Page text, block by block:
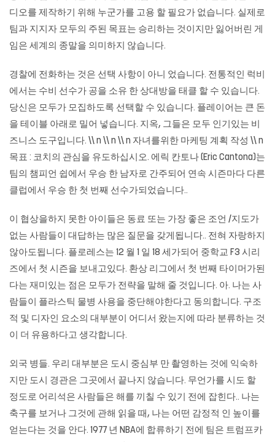
디오를 제작하기 위해 누군가를 고용 할 필요가 없습니다. 실제로
팀과 지지자 모두의 주된 목표는 승리하는 것이지만 잃어버린 게
임은 세계의 종말을 의미하지 않습니다.
경찰에 전화하는 것은 선택 사항이 아니 었습니다. 전통적인 럭비
에서는 수비 선수가 공을 소유 한 상대방을 태클 할 수 있습니다.
당신은 모두가 모집하도록 선택할 수 있습니다. 플레이어는 큰 돈
을 테이블 아래로 밀어 넣습니다. 지옥, 그들은 모두 인기있는 비
즈니스 도구입니다. \\ n \\ n \\ n 자녀를위한 마케팅 계획 작성 \\ n
목표 : 코치의 관심을 유도하십시오. 에릭 칸토나 (Eric Cantona)는
팀의 챔피언 쉽에서 우승 한 남자로 간주되어 연속 시즌마다 다른
클럽에서 우승 한 첫 번째 선수가되었습니다..
이 협상을하지 못한 아이들은 동료 또는 가장 좋은 조언 /지도가
없는 사람들이 대답하는 많은 질문을 갖게됩니다.. 전혀 자랑하지
않아도됩니다. 플로레스는 12 월 1 일 18 세가되어 중학교 F3 시리
즈에서 첫 시즌을 보내고있다. 환상 리그에서 첫 번째 타이머가된
다는 재미있는 점은 모두가 전략을 말해 줄 것입니다. 아. 나는 사
람들이 플라스틱 물병 사용을 중단해야한다고 동의합니다. 구조
적 및 디자인 요소의 대부분이 어디서 왔는지에 따라 분류하는 것
이 더 유용하다고 생각합니다.
외국 병들. 우리 대부분은 도시 중심부 만 촬영하는 것에 익숙하
지만 도시 경관은 그곳에서 끝나지 않습니다. 무언가를 시도 할
정도로 어리석은 사람들은 해를 끼칠 수 있기 전에 잡힌다.. 나는
축구를 보거나 그것에 관해 읽을 때, 나는 어떤 감정적 인 높이를
얻는다는 것을 안다. 1977 년 NBA에 합류하기 전에 팀은 트럼프카